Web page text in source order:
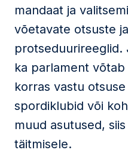
mandaat ja
võetavate otsuste
protseduurireeglid.
ka parlament
korras vastu
spordiklubid või
muud asutused,
täitmisele.